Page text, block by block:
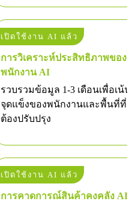
เปิดใช้งาน AI แล้ว
การวิเคราะห์ประสิทธิภาพของ
พนักงาน AI
รวบรวมข้อมูล 1-3 เดือนเพื่อเน้น
จุดแข็งของพนักงานและพื้นที่ที่
ต้องปรับปรุง
เปิดใช้งาน AI แล้ว
การคาดการณ์สินค้าคงคลัง AI